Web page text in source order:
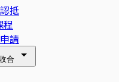
抵
程
請
合